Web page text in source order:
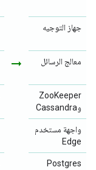
arrow_right_alt
جهاز التوجيه
معالج الرسائل
ZooKeeper
وCassandra
واجهة مستخدم
Edge
Postgres